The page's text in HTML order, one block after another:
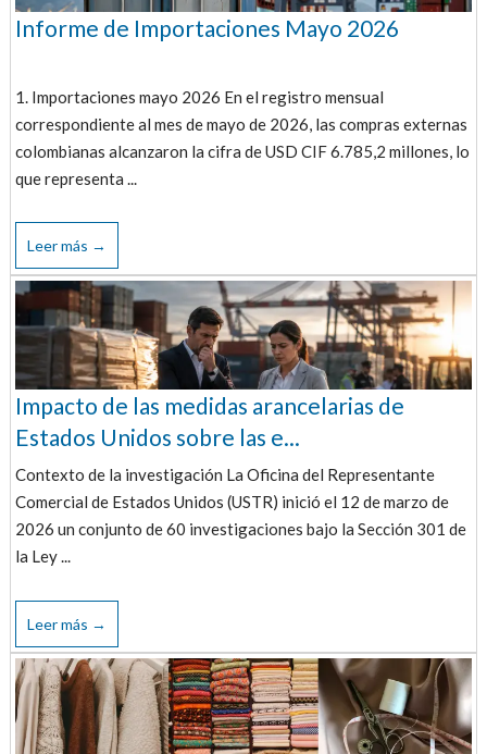
Informe de Importaciones Mayo 2026
1. Importaciones mayo 2026 En el registro mensual
correspondiente al mes de mayo de 2026, las compras externas
colombianas alcanzaron la cifra de USD CIF 6.785,2 millones, lo
que representa ...
Leer más →
Impacto de las medidas arancelarias de
Estados Unidos sobre las e...
Contexto de la investigación La Oficina del Representante
Comercial de Estados Unidos (USTR) inició el 12 de marzo de
2026 un conjunto de 60 investigaciones bajo la Sección 301 de
la Ley ...
Leer más →